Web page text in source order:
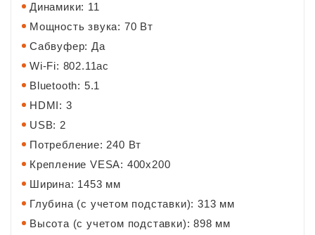
Динамики: 11
Мощность звука: 70 Вт
Сабвуфер: Да
Wi-Fi: 802.11ac
Bluetooth: 5.1
HDMI: 3
USB: 2
Потребление: 240 Вт
Крепление VESA: 400х200
Ширина: 1453 мм
Глубина (с учетом подставки): 313 мм
Высота (с учетом подставки): 898 мм